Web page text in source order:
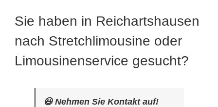
Sie haben in Reichartshausen
nach Stretchlimousine oder
Limousinenservice gesucht?
😃 Nehmen Sie Kontakt auf!